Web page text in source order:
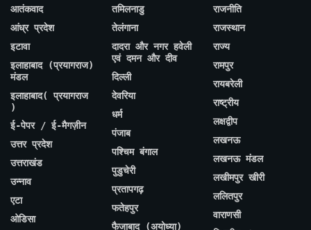
आतंकवाद
आंध्र प्रदेश
इटावा
इलाहाबाद (प्रयागराज)
मंडल
इलाहाबाद( प्रयागराज
)
ई-पेपर / ई-मैगज़ीन
उत्तर प्रदेश
उत्तराखंड
उन्नाव
एटा
ओडिसा
तमिलनाडु
तेलंगाना
दादरा और नगर हवेली
एवं दमन और दीव
दिल्ली
देवरिया
धर्म
पंजाब
पश्चिम बंगाल
पुडुचेरी
प्रतापगढ़
फतेहपुर
फैजाबाद (अयोध्या)
राजनीति
राजस्थान
राज्य
रामपुर
रायबरेली
राष्ट्रीय
लक्षद्वीप
लखनऊ
लखनऊ मंडल
लखीमपुर खीरी
ललितपुर
वाराणसी